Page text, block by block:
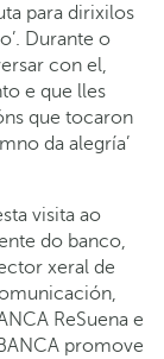
para dirixilos
Durante o
con el,
e que lles
que tocaron
da alegría’
visita ao
do banco,
xeral de
ReSuena e
promove